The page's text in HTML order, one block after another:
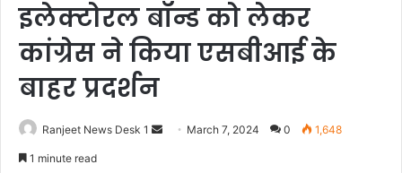
इलेक्टोरल बॉन्ड को लेकर
कांग्रेस ने किया एसबीआई के
बाहर प्रदर्शन
Ranjeet News Desk 1 March 7, 2024 0 1,648
1 minute read